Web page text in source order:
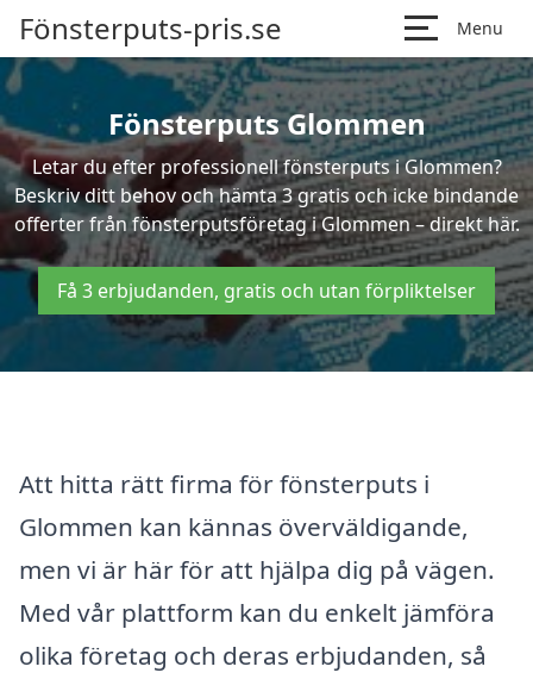
Fönsterputs-pris.se Menu
Fönsterputs Glommen
Letar du efter professionell fönsterputs i Glommen?
Beskriv ditt behov och hämta 3 gratis och icke bindande
offerter från fönsterputsföretag i Glommen – direkt här.
Få 3 erbjudanden, gratis och utan förpliktelser
Att hitta rätt firma för fönsterputs i
Glommen kan kännas överväldigande,
men vi är här för att hjälpa dig på vägen.
Med vår plattform kan du enkelt jämföra
olika företag och deras erbjudanden, så